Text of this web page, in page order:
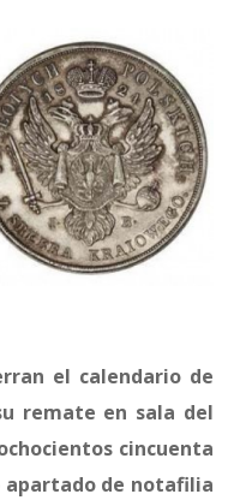
el calendario de
remate en sala del
cincuenta
de notafilia